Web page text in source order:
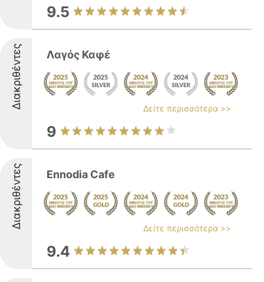
9.5
Διακριθέντες Λαγός Καφέ
Δείτε περισσότερα >>
9
Διακριθέντες Ennodia Cafe
Δείτε περισσότερα >>
9.4